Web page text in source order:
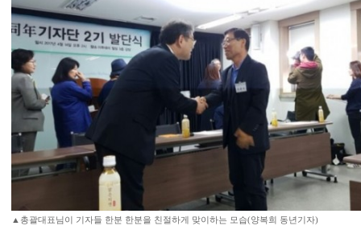
▲총괄대표님이 기자들 한분 한분을 친절하게 맞이하는 모습(양복희 동년기자)